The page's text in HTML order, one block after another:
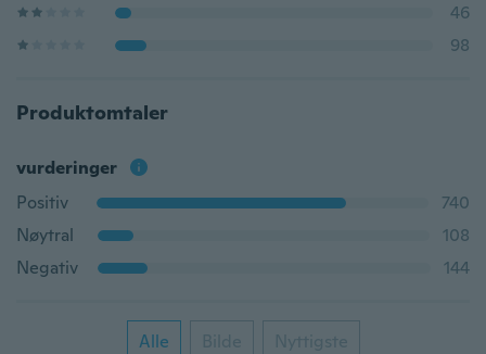
46
98
Produktomtaler
vurderinger
Positiv
740
Nøytral
108
Negativ
144
Alle Bilde Nyttigste